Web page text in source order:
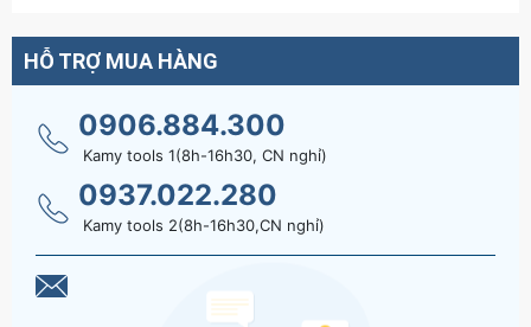
HỖ TRỢ MUA HÀNG
0906.884.300
Kamy tools 1(8h-16h30, CN nghỉ)
0937.022.280
Kamy tools 2(8h-16h30,CN nghỉ)